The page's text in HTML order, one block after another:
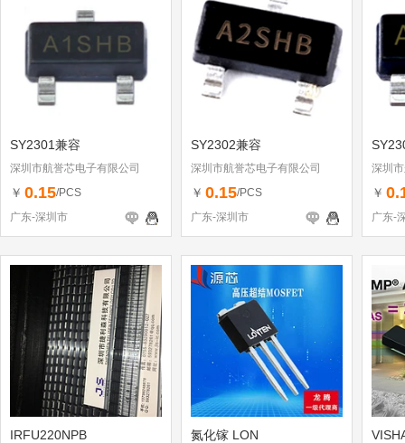
SY2301兼容
深圳市航誉芯电子有限公司
￥ 0.15/PCS
广东-深圳市
SY2302兼容
深圳市航誉芯电子有限公司
￥ 0.15/PCS
广东-深圳市
深圳
￥
广东-
IRFU220NPB 氮化镓 LON